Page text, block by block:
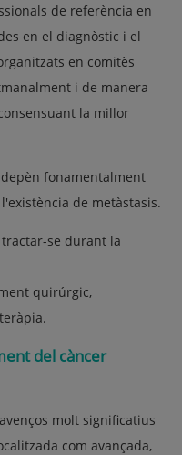
de referència en
en el diagnòstic i el
en comitès
i de manera
la millor
fonamentalment
de metàstasis.
se durant la
quirúrgic,
del càncer
molt significatius
com avançada,